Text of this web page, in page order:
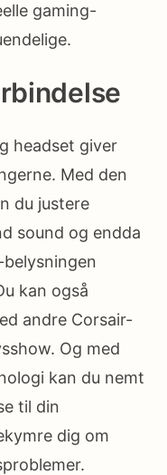
gaming-
headset giver
Med den
du justere
sound og endda
belysningen
kan også
andre Corsair-
Og med
kan du nemt
til din
dig om